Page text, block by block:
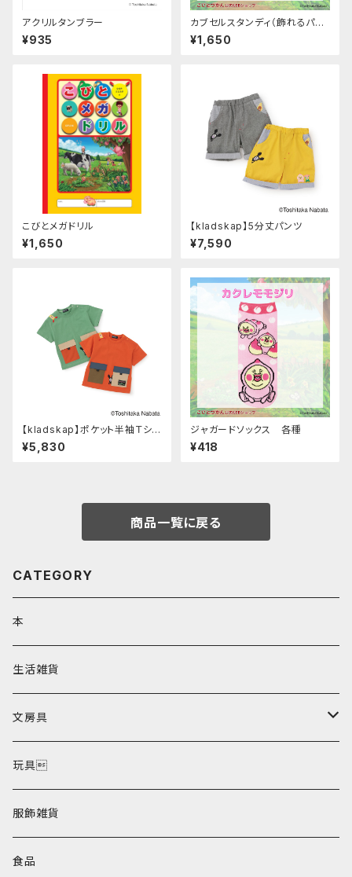
アクリルタンブラー
¥935
カブセルスタンディ（飾れるパズ
ル）
¥1,650
こびとメガドリル
¥1,650
【kladskap】5分丈パンツ
¥7,590
【kladskap】ポケット半袖Ｔシャ
ツ
¥5,830
ジャガードソックス 各種
¥418
商品一覧に戻る
CATEGORY
本
生活雑貨
文房具
ポストカード
玩具
服飾雑貨
食品